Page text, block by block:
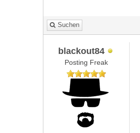
Suchen
blackout84
Posting Freak